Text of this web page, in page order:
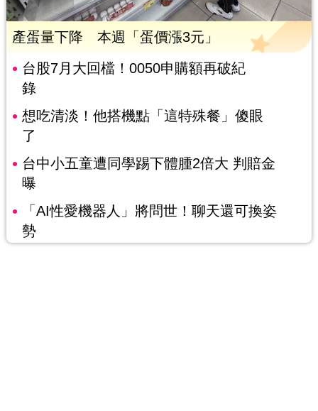
產蛋量下降 本週「蛋價漲3元」
台股7月大回檔！0050申購額再破紀
錄
想吃清淡！他搭機點「這特殊餐」傻眼
了
台中小五童遭同學踢下體腫2倍大 判賠金
曝
「AI性愛機器人」將問世！聊天還可換姿
勢